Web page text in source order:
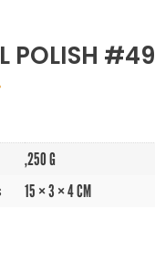
POLISH #49
,250 G
15 × 3 × 4 CM